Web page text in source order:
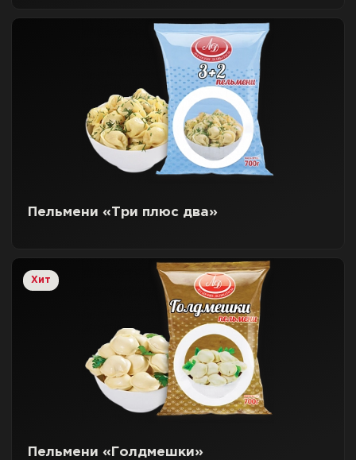
Пельмени «Три плюс два»
Хит
Пельмени «Голдмешки»